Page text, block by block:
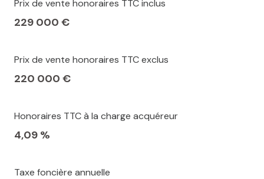
Prix de vente honoraires TTC inclus
229 000 €
Prix de vente honoraires TTC exclus
220 000 €
Honoraires TTC à la charge acquéreur
4,09 %
Taxe foncière annuelle